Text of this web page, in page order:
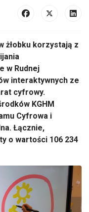
żłobku korzystają z
w Rudnej
interaktywnych ze
cyfrowy.
KGHM
Cyfrowa i
Łącznie,
o wartości 106 234